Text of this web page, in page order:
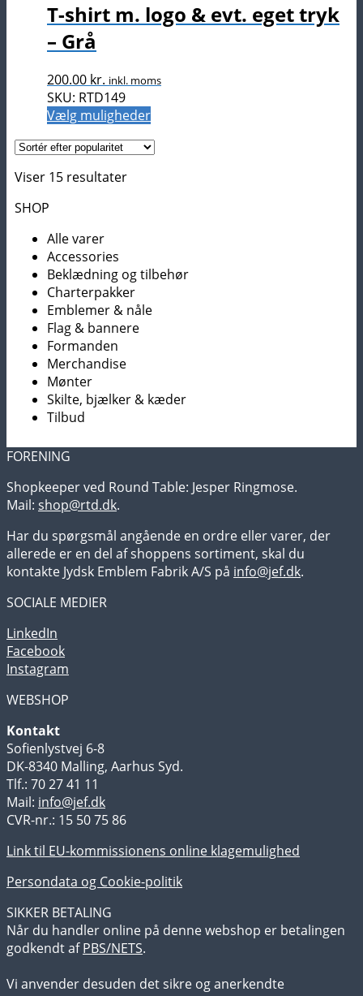
T-shirt m. logo & evt. eget tryk
– Grå
200.00 kr. inkl. moms
SKU: RTD149
Vælg mulighederDette
har
varesiden
Viser 15 resultaterSorteret
SHOP
Alle varer
Accessories
Beklædning og tilbehør
Charterpakker
Emblemer & nåle
Flag & bannere
Formanden
Merchandise
Mønter
Skilte, bjælker & kæder
Tilbud
FORENING
Shopkeeper ved Round Table: Jesper Ringmose.
Mail: shop@rtd.dk.
Har du spørgsmål angående en ordre eller varer, der
allerede er en del af shoppens sortiment, skal du
kontakte Jydsk Emblem Fabrik A/S på info@jef.dk.
SOCIALE MEDIER
LinkedIn
Facebook
Instagram
WEBSHOP
Kontakt
Sofienlystvej 6-8
DK-8340 Malling, Aarhus Syd.
Tlf.: 70 27 41 11
Mail: info@jef.dk
CVR-nr.: 15 50 75 86
Link til EU-kommissionens online klagemulighed
Persondata og Cookie-politik
SIKKER BETALING
Når du handler online på denne webshop er betalingen
godkendt afPBS/NETS.
Vi anvender desuden det sikre og anerkendte